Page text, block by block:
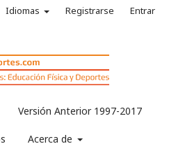
Versión Anterior 1997-2017
Acerca de
Idiomas Registrarse Entrar